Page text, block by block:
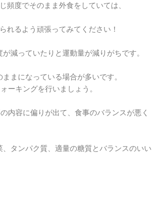
度でそのまま外食をしていては、
れるよう頑張ってみてください！
減っていたりと運動量が減りがちです。
まになっている場合が多いです。
ーキングを行いましょう。
内容に偏りが出て、食事のバランスが悪く
タンパク質、適量の糖質とバランスのいい